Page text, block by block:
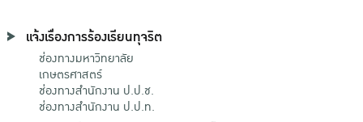
แจ้งเรื่องการร้องเรียนทุจริต
ช่องทางมหาวิทยาลัย
เกษตรศาสตร์
ช่องทางสำนักงาน ป.ป.ช.
ช่องทางสำนักงาน ป.ป.ท.